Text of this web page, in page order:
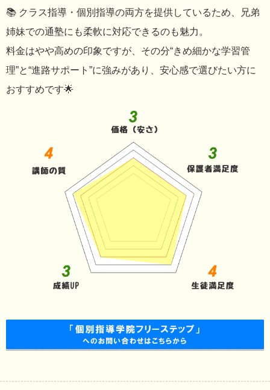
📚 クラス指導・個別指導の両方を提供しているため、兄弟
姉妹での通塾にも柔軟に対応できるのも魅力。
料金はやや高めの印象ですが、その分“きめ細かな学習管
理”と“進路サポート”に強みがあり、安心感で選びたい方に
おすすめです🌟